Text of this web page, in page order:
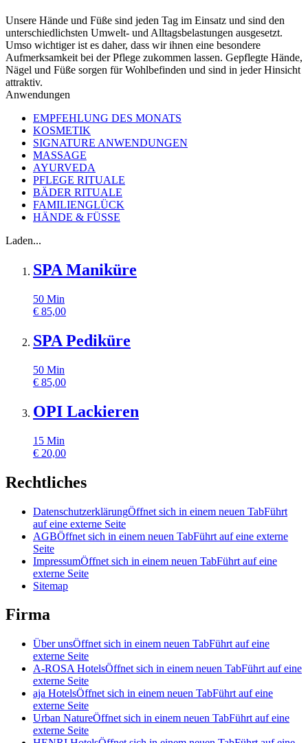
Unsere Hände und Füße sind jeden Tag im Einsatz und sind den
unterschiedlichsten Umwelt- und Alltagsbelastungen ausgesetzt.
Umso wichtiger ist es daher, dass wir ihnen eine besondere
Aufmerksamkeit bei der Pflege zukommen lassen. Gepflegte Hände,
Nägel und Füße sorgen für Wohlbefinden und sind in jeder Hinsicht
attraktiv.
Anwendungen
EMPFEHLUNG DES MONATS
KOSMETIK
SIGNATURE ANWENDUNGEN
MASSAGE
AYURVEDA
PFLEGE RITUALE
BÄDER RITUALE
FAMILIENGLÜCK
HÄNDE & FÜSSE
Laden...
SPA Maniküre
50 Min
€ 85,00
SPA Pediküre
50 Min
€ 85,00
OPI Lackieren
15 Min
€ 20,00
Rechtliches
DatenschutzerklärungÖffnet sich in einem neuen TabFührt
auf eine externe Seite
AGBÖffnet sich in einem neuen TabFührt auf eine externe
Seite
ImpressumÖffnet sich in einem neuen TabFührt auf eine
externe Seite
Sitemap
Firma
Über unsÖffnet sich in einem neuen TabFührt auf eine
externe Seite
A-ROSA HotelsÖffnet sich in einem neuen TabFührt auf eine
externe Seite
aja HotelsÖffnet sich in einem neuen TabFührt auf eine
externe Seite
Urban NatureÖffnet sich in einem neuen TabFührt auf eine
externe Seite